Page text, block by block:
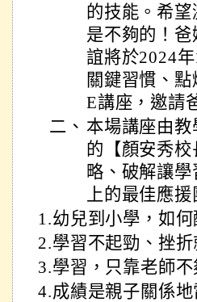
的技能。希
是不夠的！
誼將於2024
關鍵習慣、
E講座，邀請
二、 本場講座由
的【顏安秀
略、破解讓
上的最佳應
1.幼兒到小學，如
2.學習不起勁、挫
3.學習，只靠老師
4.成績是親子關係